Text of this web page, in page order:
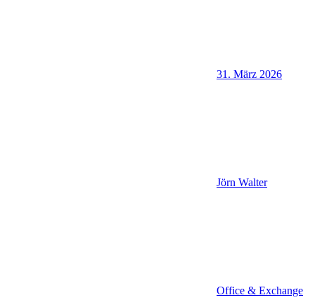
31. März 2026
Jörn Walter
Office & Exchange